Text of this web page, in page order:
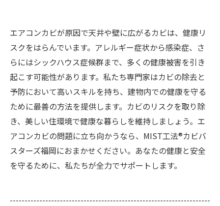
エアコンカビが原因で天井や壁に広がるカビは、健康リ
スクをはらんでいます。アレルギー症状から感染症、さ
らにはシックハウス症候群まで、多くの健康被害を引き
起こす可能性があります。私たち専門家はカビの除去と
予防において高いスキルを持ち、建物内での健康を守る
ために最善の方法を提供します。カビのリスクを取り除
き、美しい住環境で健康な暮らしを維持しましょう。エ
アコンカビの問題に立ち向かうなら、MIST工法®カビバ
スターズ福岡におまかせください。あなたの健康と安全
を守るために、私たちが全力でサポートします。
--------------------------------------------------------------------